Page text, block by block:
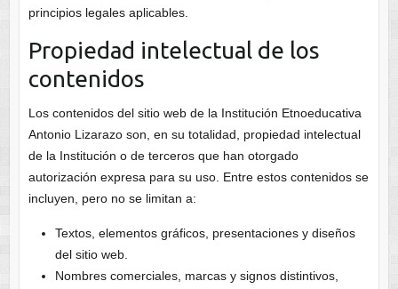
principios legales aplicables.
Propiedad intelectual de los
contenidos
Los contenidos del sitio web de la Institución Etnoeducativa
Antonio Lizarazo son, en su totalidad, propiedad intelectual
de la Institución o de terceros que han otorgado
autorización expresa para su uso. Entre estos contenidos se
incluyen, pero no se limitan a:
Textos, elementos gráficos, presentaciones y diseños
del sitio web.
Nombres comerciales, marcas y signos distintivos,